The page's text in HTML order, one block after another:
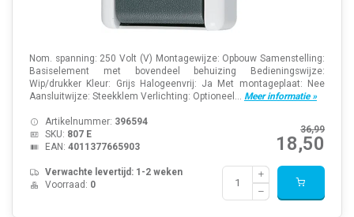
Nom. spanning: 250 Volt (V) Montagewijze: Opbouw Samenstelling:
Basiselement met bovendeel behuizing Bedieningswijze:
Wip/drukker Kleur: Grijs Halogeenvrij: Ja Met montageplaat: Nee
Aansluitwijze: Steekklem Verlichting: Optioneel... Meer informatie »
36,99
18,50
Artikelnummer: 396594
SKU: 807 E
EAN: 4011377665903
Verwachte levertijd: 1-2 weken
Voorraad: 0